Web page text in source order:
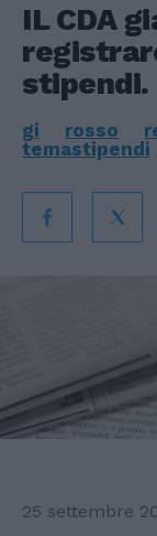
IL CDA
stipendi.
gi rosso
temastipendi
25 settembre